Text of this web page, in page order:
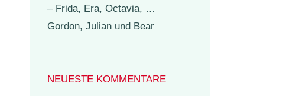
– Frida, Era, Octavia, …
Gordon, Julian und Bear
NEUESTE KOMMENTARE